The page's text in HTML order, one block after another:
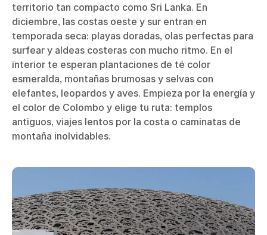
territorio tan compacto como Sri Lanka. En
diciembre, las costas oeste y sur entran en
temporada seca: playas doradas, olas perfectas para
surfear y aldeas costeras con mucho ritmo. En el
interior te esperan plantaciones de té color
esmeralda, montañas brumosas y selvas con
elefantes, leopardos y aves. Empieza por la energía y
el color de Colombo y elige tu ruta: templos
antiguos, viajes lentos por la costa o caminatas de
montaña inolvidables.